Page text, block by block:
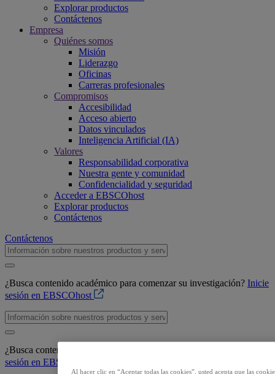
Explorar productos
Contáctenos
Empresa
Quiénes somos
Misión
Liderazgo
Oficinas
Carreras profesionales
Compromisos
Accesibilidad
Acceso abierto
Datos vinculados
Inteligencia Artificial (IA)
Valores
Responsabilidad corporativa
Nuestra gente y comunidad
Confidencialidad y seguridad
Acceder a EBSCOhost
Explorar productos
Contáctenos
Contáctenos
¿Busca contenido académico para comenzar su investigación? Inicie
sesión en EBSCOhost
¿Busca contenido académico para comenzar su investigación?
sesión en EBSCOhost
Al hacer clic en “Aceptar todas las cookies”, usted acepta que las